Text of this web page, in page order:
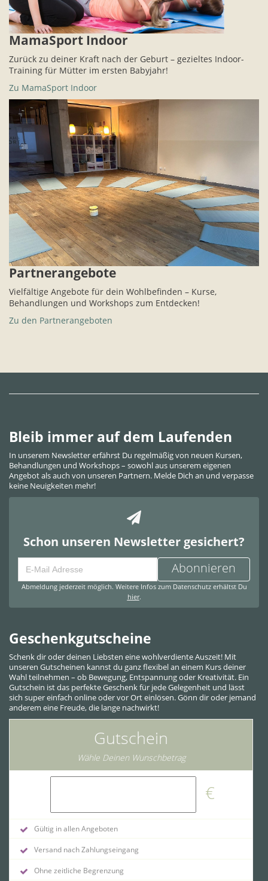
MamaSport Indoor
Zurück zu deiner Kraft nach der Geburt – gezieltes Indoor-
Training für Mütter im ersten Babyjahr!
Zu MamaSport Indoor
Partnerangebote
Vielfältige Angebote für dein Wohlbefinden – Kurse,
Behandlungen und Workshops zum Entdecken!
Zu den Partnerangeboten
Bleib immer auf dem Laufenden
In unserem Newsletter erfährst Du regelmäßig von neuen Kursen,
Behandlungen und Workshops – sowohl aus unserem eigenen
Angebot als auch von unseren Partnern. Melde Dich an und verpasse
keine Neuigkeiten mehr!
Schon unseren Newsletter gesichert?
Abonnieren
Abmeldung jederzeit möglich. Weitere Infos zum Datenschutz erhältst Du
hier.
Geschenkgutscheine
Schenk dir oder deinen Liebsten eine wohlverdiente Auszeit! Mit
unseren Gutscheinen kannst du ganz flexibel an einem Kurs deiner
Wahl teilnehmen – ob Bewegung, Entspannung oder Kreativität. Ein
Gutschein ist das perfekte Geschenk für jede Gelegenheit und lässt
sich super einfach online oder vor Ort einlösen. Gönn dir oder jemand
anderem eine Freude, die lange nachwirkt!
Gutschein
Wähle Deinen Wunschbetrag
€
Gültig in allen Angeboten
Versand nach Zahlungseingang
Ohne zeitliche Begrenzung